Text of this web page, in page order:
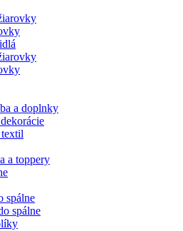
a doplnky
a toppery
spálne
spálne